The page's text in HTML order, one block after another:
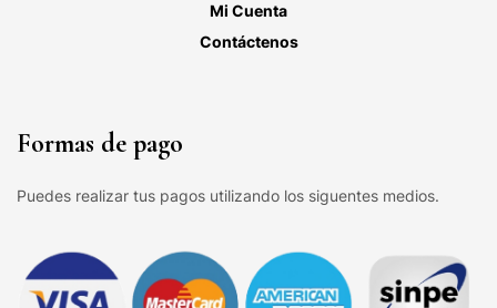
Mi Cuenta
Contáctenos
Formas de pago
Puedes realizar tus pagos utilizando los siguentes medios.